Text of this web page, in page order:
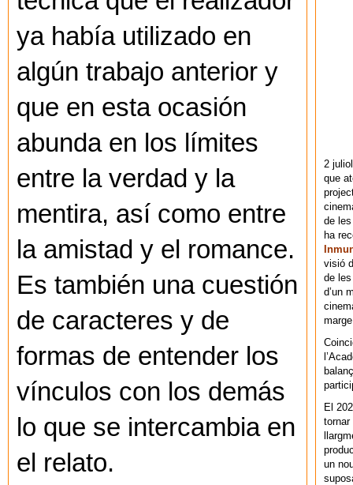
ya había utilizado en
algún trabajo anterior y
que en esta ocasión
abunda en los límites
entre la verdad y la
mentira, así como entre
la amistad y el romance.
Es también una cuestión
de caracteres y de
formas de entender los
vínculos con los demás
lo que se intercambia en
el relato.
2
que
de
ha
visió
de
d’un
El
un